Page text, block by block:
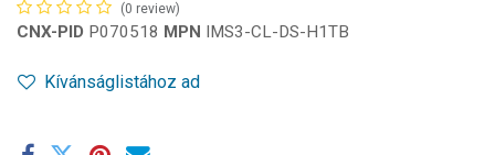
(0 review)
CNX-PID P070518 MPN IMS3-CL-DS-H1TB
Kívánságlistához ad